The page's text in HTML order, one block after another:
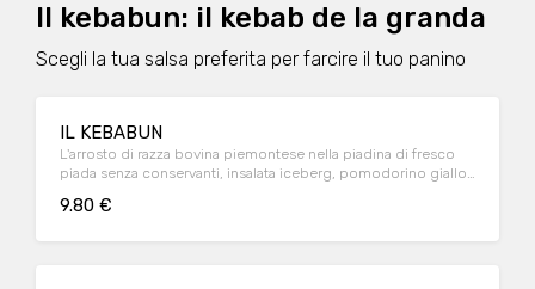
Il kebabun: il kebab de la granda
Scegli la tua salsa preferita per farcire il tuo panino
IL KEBABUN
L'arrosto di razza bovina piemontese nella piadina di fresco
piada senza conservanti, insalata iceberg, pomodorino giallo,
9.80 €